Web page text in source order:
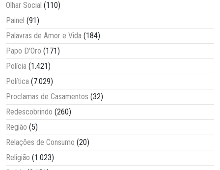
Olhar Social (110)
Painel (91)
Palavras de Amor e Vida (184)
Papo D'Oro (171)
Polícia (1.421)
Política (7.029)
Proclamas de Casamentos (32)
Redescobrindo (260)
Região (5)
Relações de Consumo (20)
Religião (1.023)